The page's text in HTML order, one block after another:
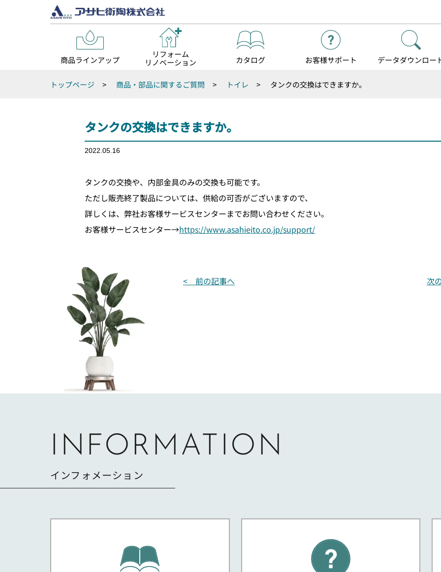
商品ラインアップ
リフォーム
リノベーション
カタログ お客様サポート データダウンロー
トップページ > 商品・部品に関するご質問 > トイレ > タンクの交換はできますか。
タンクの交換はできますか。
2022.05.16
タンクの交換や、内部金具のみの交換も可能です。
ただし販売終了製品については、供給の可否がございますので、
詳しくは、弊社お客様サービスセンターまでお問い合わせください。
お客様サービスセンター→https://www.asahieito.co.jp/support/
投
稿
ナ
ビ
ゲ
ー
シ
ョ
< 前の記事へ 次
INFORMATION
インフォメーション